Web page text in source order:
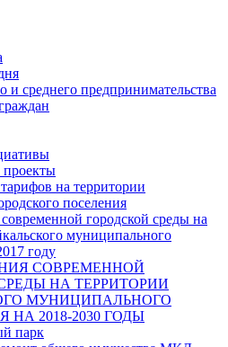
и среднего предпринимательства
на территории
поселения
городской среды на
муниципального
году
СОВРЕМЕННОЙ
НА ТЕРРИТОРИИ
МУНИЦИПАЛЬНОГО
НА 2018-2030 ГОДЫ
парк